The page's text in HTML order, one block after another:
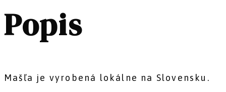
Popis
Mašľa je vyrobená lokálne na Slovensku.